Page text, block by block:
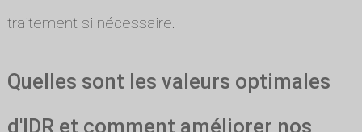
traitement si nécessaire.
Quelles sont les valeurs optimales
d'IDR et comment améliorer nos